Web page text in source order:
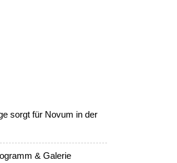
sorgt für Novum in der
& Galerie